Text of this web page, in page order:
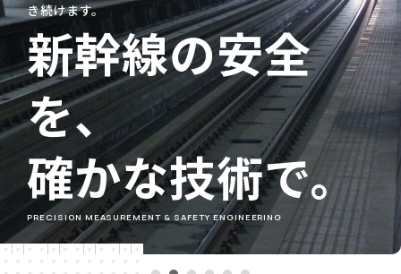
き続けます。
新幹線の安全
を、
確かな技術で。
PRECISION MEASUREMENT & SAFETY ENGINEERING